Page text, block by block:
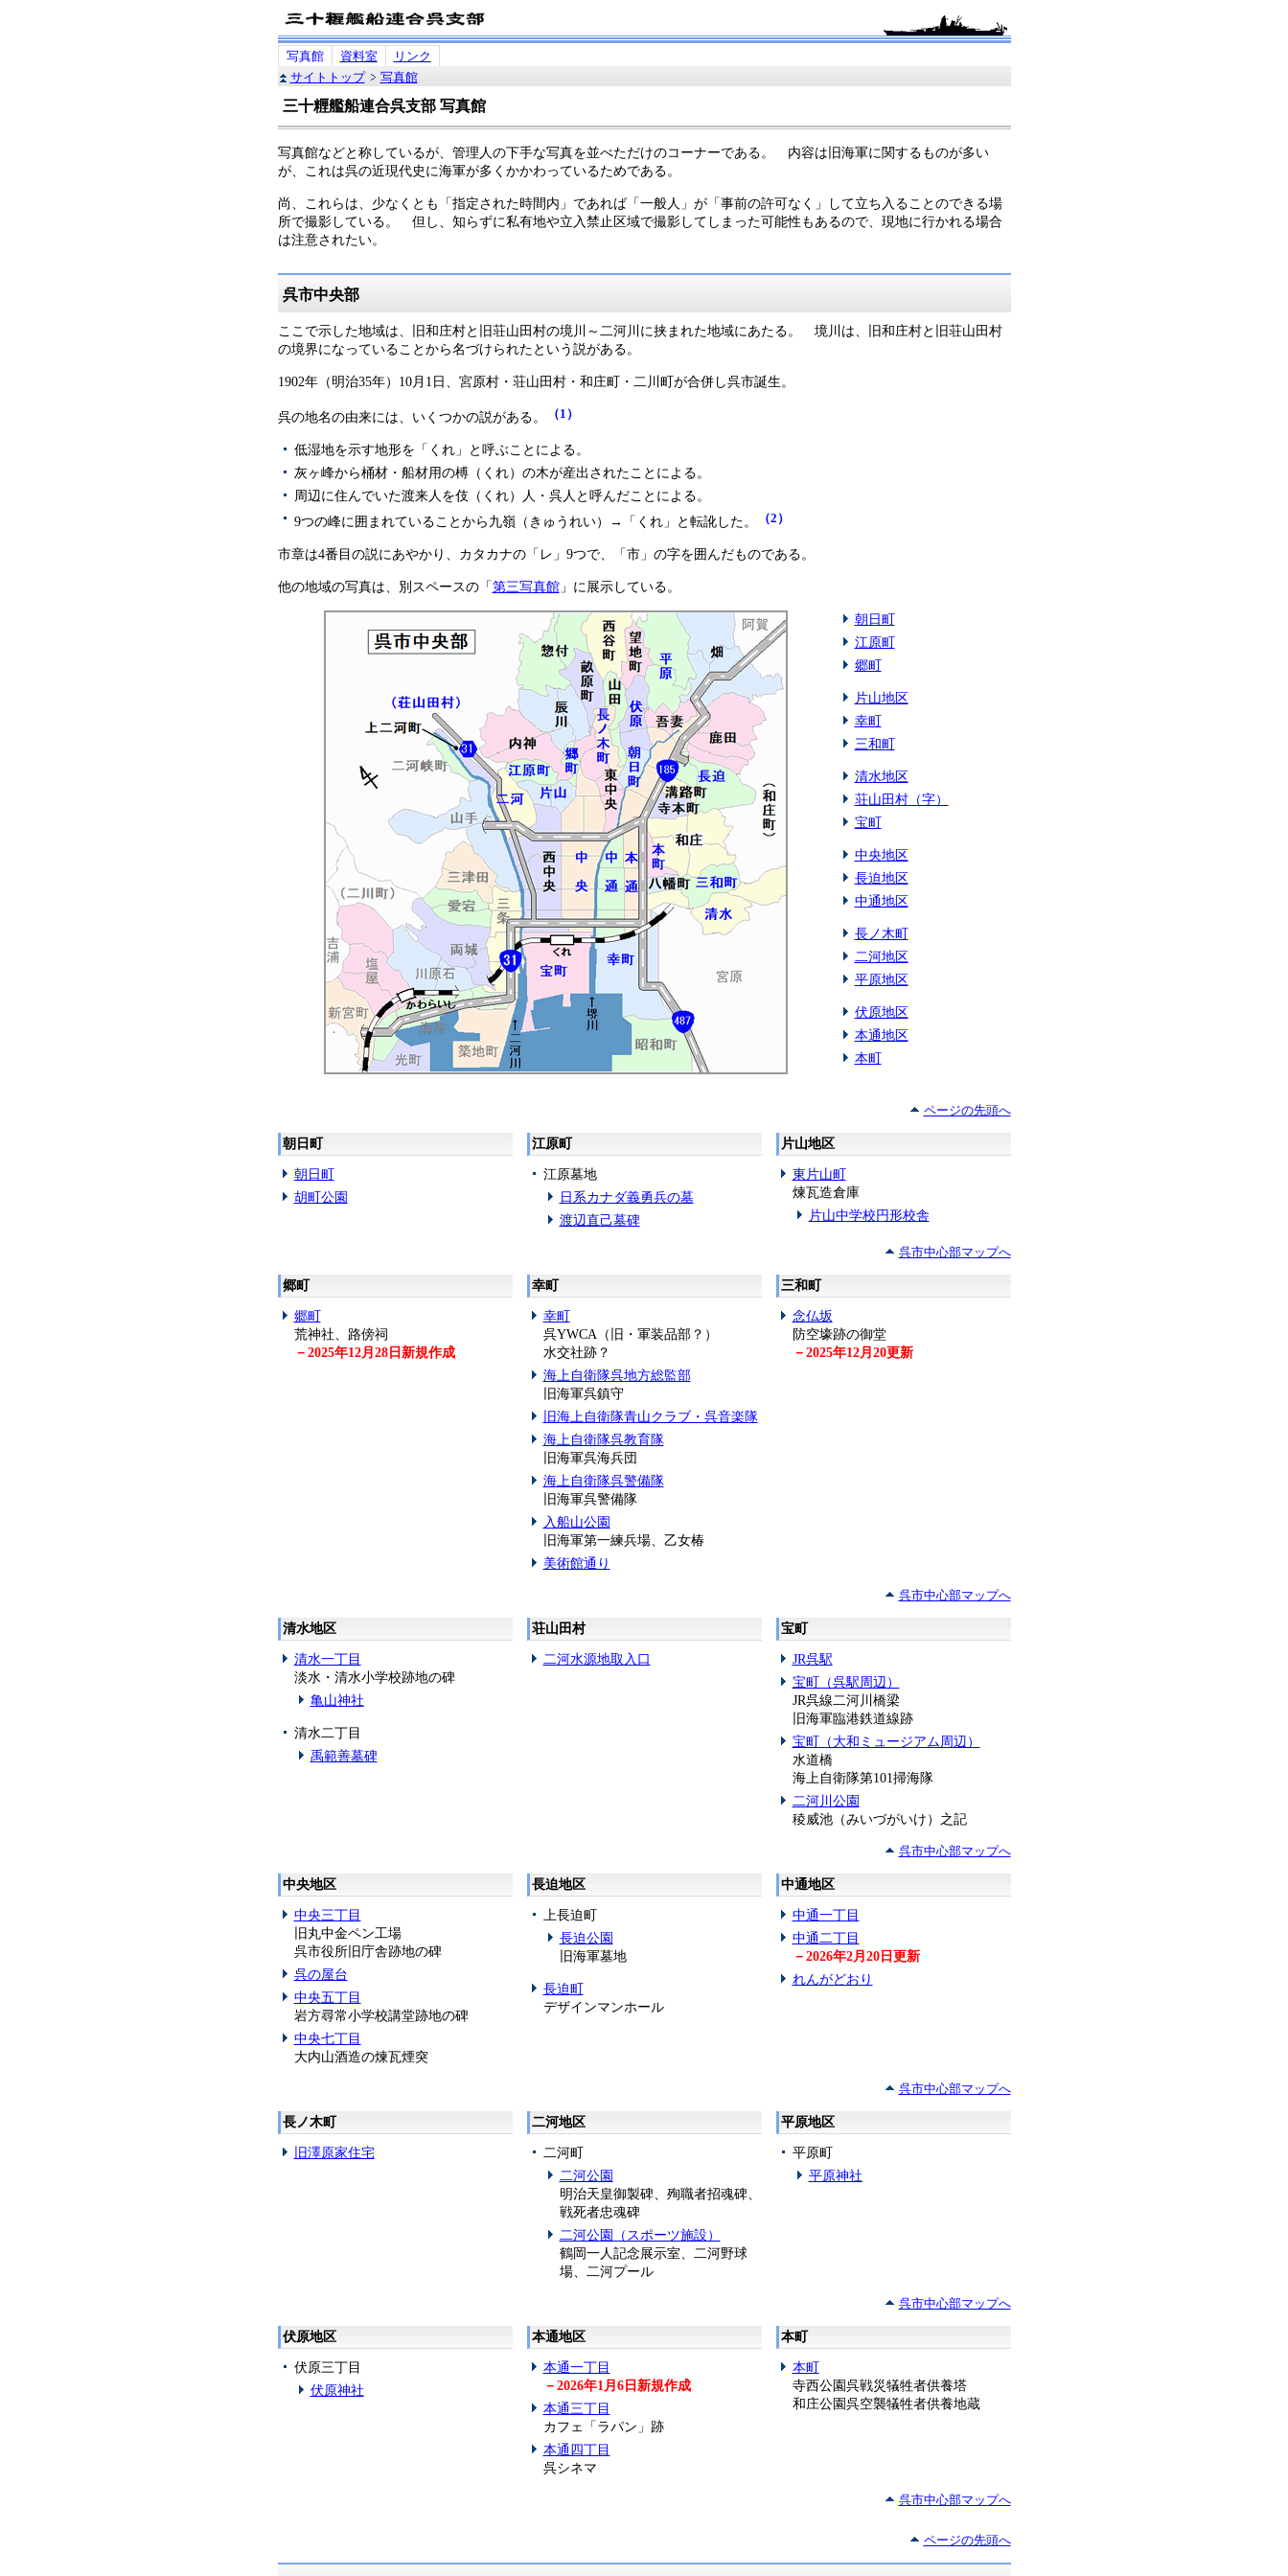
写真館 資料室
リンク
サイトトップ
写真館
三十糎艦船連合呉支部 写真館
写真館などと称しているが、管理人の下手な写真を並べただけのコーナーである。 内容は旧海軍に関するものが多い
が、これは呉の近現代史に海軍が多くかかわっているためである。
尚、これらは、少なくとも「指定された時間内」であれば「一般人」が「事前の許可なく」して立ち入ることのできる場
所で撮影している。 但し、知らずに私有地や立入禁止区域で撮影してしまった可能性もあるので、現地に行かれる場合
は注意されたい。
呉市中央部
ここで示した地域は、旧和庄村と旧荘山田村の境川～二河川に挟まれた地域にあたる。 境川は、旧和庄村と旧荘山田村
の境界になっていることから名づけられたという説がある。
1902年（明治35年）10月1日、宮原村・荘山田村・和庄町・二川町が合併し呉市誕生。
呉の地名の由来には、いくつかの説がある。 （1）
低湿地を示す地形を「くれ」と呼ぶことによる。
灰ヶ峰から桶材・船材用の榑（くれ）の木が産出されたことによる。
周辺に住んでいた渡来人を伎（くれ）人・呉人と呼んだことによる。
9つの峰に囲まれていることから九嶺（きゅうれい）→「くれ」と転訛した。
（2）
市章は4番目の説にあやかり、カタカナの「レ」9つで、「市」の字を囲んだものである。
他の地域の写真は、別スペースの「第三写真館」に展示している。
朝日町
江原町
郷町
片山地区
幸町
三和町
清水地区
荘山田村（字）
宝町
中央地区
長迫地区
中通地区
長ノ木町
二河地区
平原地区
伏原地区
本通地区
本町
ページの先頭へ
朝日町
朝日町
胡町公園
江原町
江原墓地
日系カナダ義勇兵の墓
渡辺直己墓碑
片山地区
東片山町
煉瓦造倉庫
片山中学校円形校舎
呉市中心部マップへ
郷町
郷町
荒神社、路傍祠
－2025年12月28日新規作成
幸町
幸町
呉YWCA（旧・軍装品部？）
水交社跡？
海上自衛隊呉地方総監部
旧海軍呉鎮守
旧海上自衛隊青山クラブ・呉音楽隊
海上自衛隊呉教育隊
旧海軍呉海兵団
海上自衛隊呉警備隊
旧海軍呉警備隊
入船山公園
旧海軍第一練兵場、乙女椿
美術館通り
三和町
念仏坂
防空壕跡の御堂
－2025年12月20更新
呉市中心部マップへ
清水地区
清水一丁目
淡水・清水小学校跡地の碑
亀山神社
清水二丁目
禹範善墓碑
荘山田村
二河水源地取入口
宝町
JR呉駅
宝町（呉駅周辺）
JR呉線二河川橋梁
旧海軍臨港鉄道線跡
宝町（大和ミュージアム周辺）
水道橋
海上自衛隊第101掃海隊
二河川公園
稜威池（みいづがいけ）之記
呉市中心部マップへ
中央地区
中央三丁目
旧丸中金ペン工場
呉市役所旧庁舎跡地の碑
呉の屋台
中央五丁目
岩方尋常小学校講堂跡地の碑
中央七丁目
大内山酒造の煉瓦煙突
長迫地区
上長迫町
長迫公園
旧海軍墓地
長迫町
デザインマンホール
中通地区
中通一丁目
中通二丁目
－2026年2月20日更新
れんがどおり
呉市中心部マップへ
長ノ木町
旧澤原家住宅
二河地区
二河町
二河公園
明治天皇御製碑、殉職者招魂碑、
戦死者忠魂碑
二河公園（スポーツ施設）
鶴岡一人記念展示室、二河野球
場、二河プール
平原地区
平原町
平原神社
呉市中心部マップへ
伏原地区
伏原三丁目
伏原神社
本通地区
本通一丁目
－2026年1月6日新規作成
本通三丁目
カフェ「ラパン」跡
本通四丁目
呉シネマ
本町
本町
寺西公園呉戦災犠牲者供養塔
和庄公園呉空襲犠牲者供養地蔵
呉市中心部マップへ
ページの先頭へ